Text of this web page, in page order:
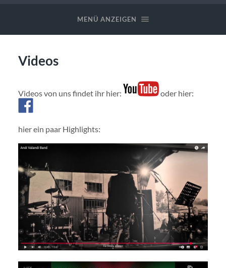
MENÜ ANZEIGEN
Videos
Videos von uns findet ihr hier: oder hier:
hier ein paar Highlights: